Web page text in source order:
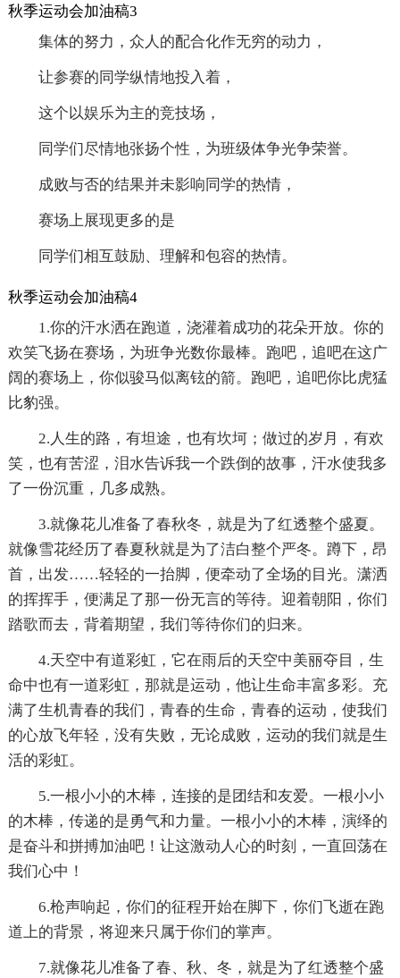
秋季运动会加油稿3
集体的努力，众人的配合化作无穷的动力，
让参赛的同学纵情地投入着，
这个以娱乐为主的竞技场，
同学们尽情地张扬个性，为班级体争光争荣誉。
成败与否的结果并未影响同学的热情，
赛场上展现更多的是
同学们相互鼓励、理解和包容的热情。
秋季运动会加油稿4
1.你的汗水洒在跑道，浇灌着成功的花朵开放。你的
欢笑飞扬在赛场，为班争光数你最棒。跑吧，追吧在这广
阔的赛场上，你似骏马似离铉的箭。跑吧，追吧你比虎猛
比豹强。
2.人生的路，有坦途，也有坎坷；做过的岁月，有欢
笑，也有苦涩，泪水告诉我一个跌倒的故事，汗水使我多
了一份沉重，几多成熟。
3.就像花儿准备了春秋冬，就是为了红透整个盛夏。
就像雪花经历了春夏秋就是为了洁白整个严冬。蹲下，昂
首，出发……轻轻的一抬脚，便牵动了全场的目光。潇洒
的挥挥手，便满足了那一份无言的等待。迎着朝阳，你们
踏歌而去，背着期望，我们等待你们的归来。
4.天空中有道彩虹，它在雨后的天空中美丽夺目，生
命中也有一道彩虹，那就是运动，他让生命丰富多彩。充
满了生机青春的我们，青春的生命，青春的运动，使我们
的心放飞年轻，没有失败，无论成败，运动的我们就是生
活的彩虹。
5.一根小小的木棒，连接的是团结和友爱。一根小小
的木棒，传递的是勇气和力量。一根小小的木棒，演绎的
是奋斗和拼搏加油吧！让这激动人心的时刻，一直回荡在
我们心中！
6.枪声响起，你们的征程开始在脚下，你们飞逝在跑
道上的背景，将迎来只属于你们的掌声。
7.就像花儿准备了春、秋、冬，就是为了红透整个盛